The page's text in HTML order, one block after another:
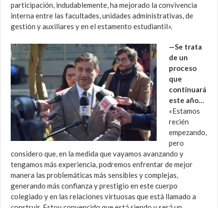
participación, indudablemente, ha mejorado la convivencia
interna entre las facultades, unidades administrativas, de
gestión y auxiliares y en el estamento estudiantil».
—Se trata
de un
proceso
que
continuará
este año…
«Estamos
recién
empezando,
pero
considero que, en la medida que vayamos avanzando y
tengamos más experiencia, podremos enfrentar de mejor
manera las problemáticas más sensibles y complejas,
generando más confianza y prestigio en este cuerpo
colegiado y en las relaciones virtuosas que está llamado a